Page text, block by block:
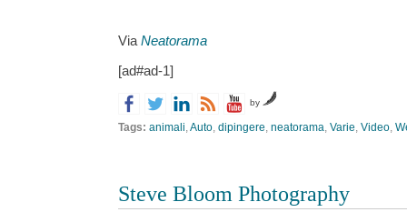
Via Neatorama
[ad#ad-1]
by
Tags: animali,Auto, dipingere, neatorama, Varie, Video,
Steve Bloom Photography